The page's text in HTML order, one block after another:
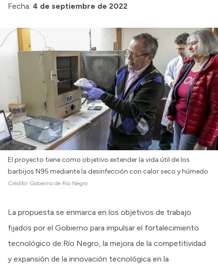
Intranet
Login
Fecha: 4 de septiembre de 2022
El proyecto tiene como objetivo extender la vida útil de los
barbijos N95 mediante la desinfección con calor seco y húmedo
Crédito: Gobierno de Río Negro
La propuesta se enmarca en los objetivos de trabajo
fijados por el Gobierno para impulsar el fortalecimiento
tecnológico de Río Negro, la mejora de la competitividad
y expansión de la innovación tecnológica en la